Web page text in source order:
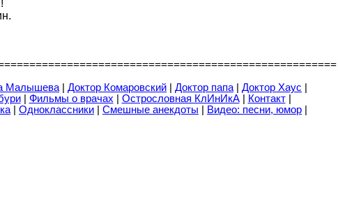
Малышева Доктор Комаровский Доктор папа Доктор Хаус
| Фильмы о врачах Острословная КлИнИкА| Контакт|
Одноклассники Смешные анекдоты Видео: песни, юмор